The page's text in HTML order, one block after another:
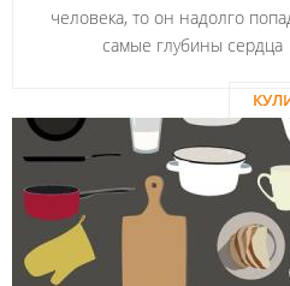
человека, то он надолго
самые глубины сердца